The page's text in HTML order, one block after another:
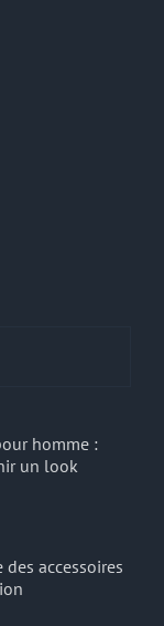
homme :
un look
accessoires